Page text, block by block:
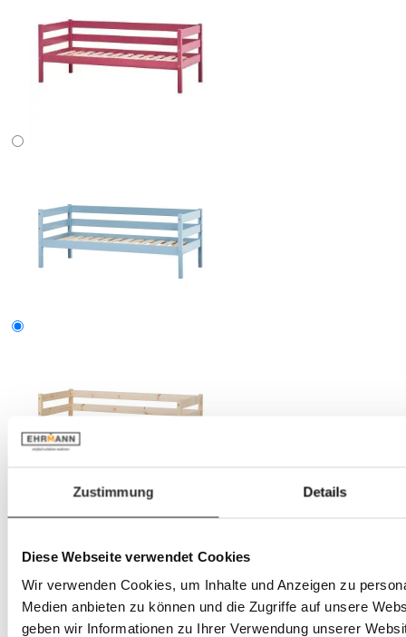
Zustimmung Details
Diese Webseite verwendet Cookies
Wir verwenden Cookies, um Inhalte und Anzeigen zu
Medien anbieten zu können und die Zugriffe auf unsere
geben wir Informationen zu Ihrer Verwendung unserer